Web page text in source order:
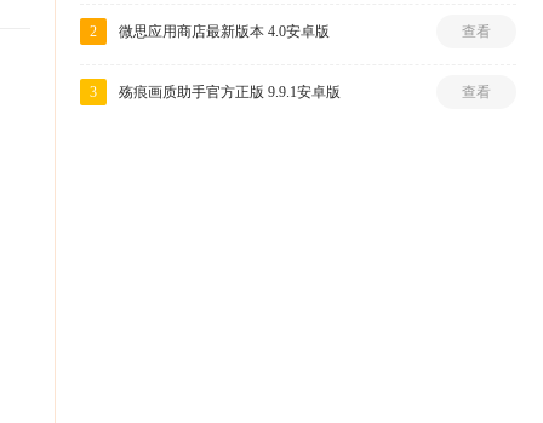
2 查看
微思应用商店最新版本 4.0安卓版
3 查看
殇痕画质助手官方正版 9.9.1安卓版